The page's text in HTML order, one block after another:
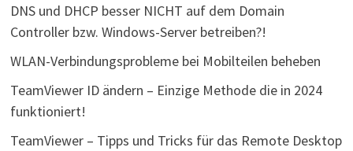
DNS und DHCP besser NICHT auf dem Domain
Controller bzw. Windows-Server betreiben?!
WLAN-Verbindungsprobleme bei Mobilteilen beheben
TeamViewer ID ändern – Einzige Methode die in 2024
funktioniert!
TeamViewer – Tipps und Tricks für das Remote Desktop